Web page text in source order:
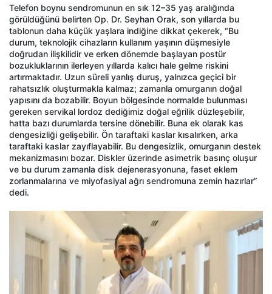
Telefon boynu sendromunun en sık 12–35 yaş aralığında
görüldüğünü belirten Op. Dr. Seyhan Orak, son yıllarda bu
tablonun daha küçük yaşlara indiğine dikkat çekerek, “Bu
durum, teknolojik cihazların kullanım yaşının düşmesiyle
doğrudan ilişkilidir ve erken dönemde başlayan postür
bozukluklarının ilerleyen yıllarda kalıcı hale gelme riskini
artırmaktadır. Uzun süreli yanlış duruş, yalnızca geçici bir
rahatsızlık oluşturmakla kalmaz; zamanla omurganın doğal
yapısını da bozabilir. Boyun bölgesinde normalde bulunması
gereken servikal lordoz dediğimiz doğal eğrilik düzleşebilir,
hatta bazı durumlarda tersine dönebilir. Buna ek olarak kas
dengesizliği gelişebilir. Ön taraftaki kaslar kısalırken, arka
taraftaki kaslar zayıflayabilir. Bu dengesizlik, omurganın destek
mekanizmasını bozar. Diskler üzerinde asimetrik basınç oluşur
ve bu durum zamanla disk dejenerasyonuna, faset eklem
zorlanmalarına ve miyofasiyal ağrı sendromuna zemin hazırlar”
dedi.